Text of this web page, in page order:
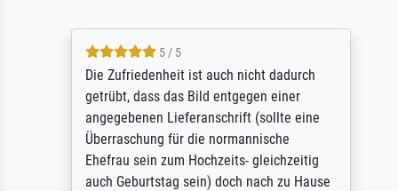
5 / 5
Die Zufriedenheit ist auch nicht dadurch
getrübt, dass das Bild entgegen einer
angegebenen Lieferanschrift (sollte eine
Überraschung für die normannische
Ehefrau sein zum Hochzeits- gleichzeitig
auch Geburtstag sein) doch nach zu Hause